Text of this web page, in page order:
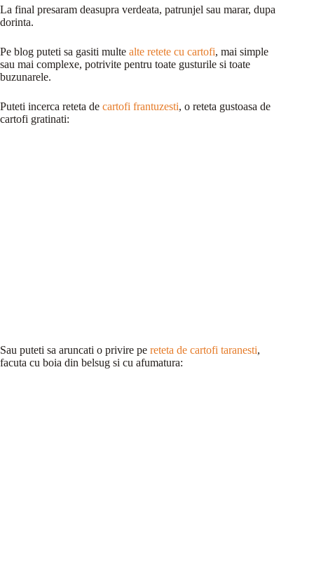
La final presaram deasupra verdeata, patrunjel sau marar, dupa
dorinta.
Pe blog puteti sa gasiti multe alte retete cu cartofi, mai simple
sau mai complexe, potrivite pentru toate gusturile si toate
buzunarele.
Puteti incerca reteta de cartofi frantuzesti, o reteta gustoasa de
cartofi gratinati:
Sau puteti sa aruncati o privire pe reteta de cartofi taranesti,
facuta cu boia din belsug si cu afumatura: